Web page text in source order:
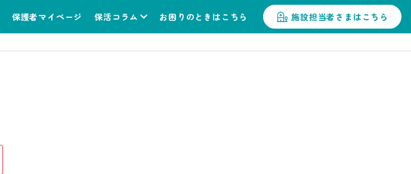
保護者マイページ 保活コラム お困りのときはこちら 施設担当者さまはこちら